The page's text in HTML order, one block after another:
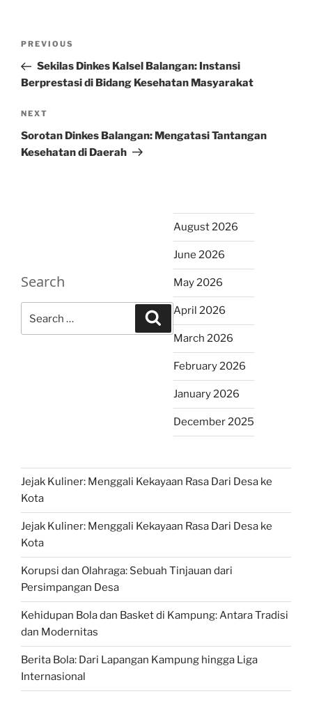
Previous
Post
PREVIOUS
Sekilas Dinkes Kalsel Balangan: Instansi
Berprestasi di Bidang Kesehatan Masyarakat
Next
Post
NEXT
Sorotan Dinkes Balangan: Mengatasi Tantangan
Kesehatan di Daerah
Search
for:
Search
August 2026
June 2026
May 2026
April 2026
March 2026
February 2026
January 2026
December 2025
Jejak Kuliner: Menggali Kekayaan Rasa Dari Desa ke
Kota
Jejak Kuliner: Menggali Kekayaan Rasa Dari Desa ke
Kota
Korupsi dan Olahraga: Sebuah Tinjauan dari
Persimpangan Desa
Kehidupan Bola dan Basket di Kampung: Antara Tradisi
dan Modernitas
Berita Bola: Dari Lapangan Kampung hingga Liga
Internasional